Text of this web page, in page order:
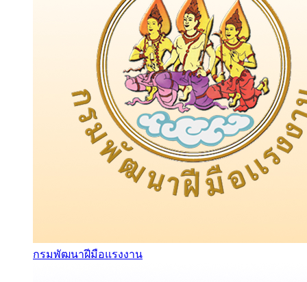
กรมพัฒนาฝีมือแรงงาน